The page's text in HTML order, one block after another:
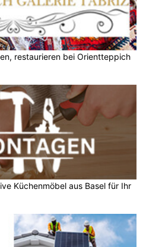
restaurieren bei Orientteppich
Küchenmöbel aus Basel für Ihr